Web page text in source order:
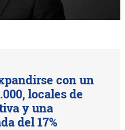
con un
locales de
y una
del 17%